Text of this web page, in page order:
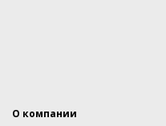
О компании